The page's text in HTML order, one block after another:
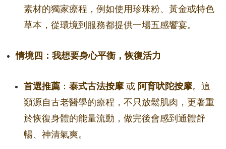
素材的獨家療程，例如使用珍珠粉、黃金或特色
草本，從環境到服務都提供一場五感饗宴。
情境四：我想要身心平衡，恢復活力
首選推薦 ： 泰式古法按摩或 阿育吠陀按摩。這
類源自古老醫學的療程，不只放鬆肌肉，更著重
於恢復身體的能量流動，做完後會感到通體舒
暢、神清氣爽。